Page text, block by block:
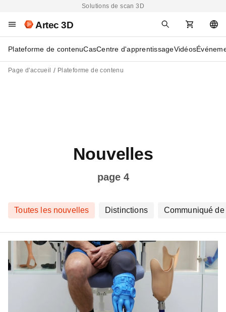
Solutions de scan 3D
Artec 3D
Plateforme de contenuCasCentre d'apprentissageVidéos
Page d'accueil Plateforme de contenu
Nouvelles
page 4
Toutes les nouvelles Distinctions Communiqué